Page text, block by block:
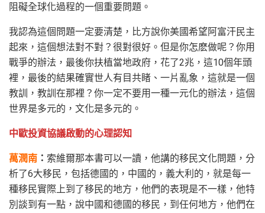
阻礙全球化過程的一個重要問題。
我認為這個問題一定要清楚，比方說你美國希望阿富汗民主
起來，這個想法對不對？很對很好。但是你怎麽做呢？你用
戰爭的辦法，最後你扶植當地政府，花了2兆，這10個年頭
裡，最後的結果確實世人有目共睹、一片亂象，這就是一個
教訓，教訓在那裡？你一定不要用一種一元化的辦法，這個
世界是多元的，文化是多元的。
中歐投資協議啟動的心理認知
萬潤南 ： 索維爾那本書可以一讀，他講的移民文化問題，分
析了6大移民，包括德國的，中國的，義大利的，就是每一
種移民實際上到了移民的地方，他們的表現是不一樣，他特
別談到有一點，說中國和德國的移民，到任何地方，他們在